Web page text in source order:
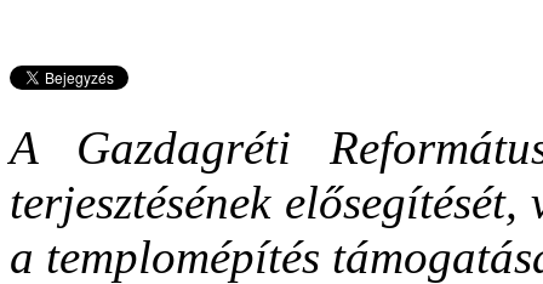
A Gazdagréti
terjesztésének
a templomépítés